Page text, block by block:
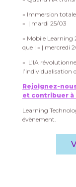
« Immersion totale
» | mardi 25/03
« Mobile Learning
que ! » | mercredi
« L’IA
l’individualisation
Rejoignez-
et contribuer à
Learning
évènement.